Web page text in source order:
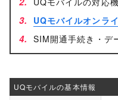
UQモバイルオンラ
SIM開通手続き・デ
UQモバイルの基本情報